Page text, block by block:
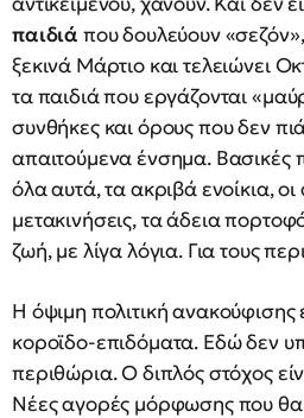
παιδιά που δουλεύουν
ξεκινά Μάρτιο και τελειώνει
τα παιδιά που εργάζονται
συνθήκες και όρους που δεν
απαιτούμενα ένσημα. Βασικές
όλα αυτά, τα ακριβά ενοίκια, οι
μετακινήσεις, τα άδεια
ζωή, με λίγα λόγια. Για τους
Η όψιμη πολιτική ανακούφισης
κοροϊδο-επιδόματα. Εδώ δεν
περιθώρια. Ο διπλός στόχος
Νέες αγορές μόρφωσης που θα